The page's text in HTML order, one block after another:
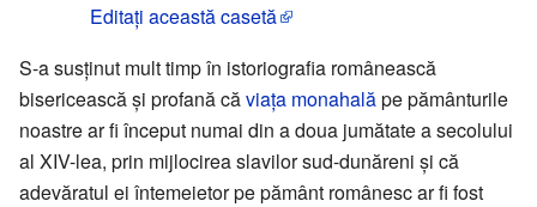
Editaţi această casetă
S-a susținut mult timp în istoriografia românească
bisericească și profană căviața monahalăpe pământurile
noastre ar fi început numai din a doua jumătate a secolului
al XIV-lea, prin mijlocirea slavilor sud-dunăreni și că
adevăratul ei întemeietor pe pământ românesc ar fi fost